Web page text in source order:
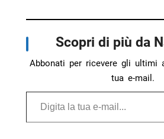
Scopri di più da
Abbonati per ricevere gli ultimi
tua e-mail.
Digita la tua e-mail...